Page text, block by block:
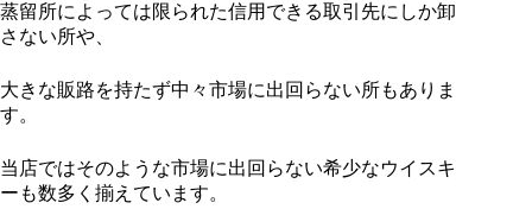
蒸留所によっては限られた信用できる取引先にしか卸
さない所や、
大きな販路を持たず中々市場に出回らない所もありま
す。
当店ではそのような市場に出回らない希少なウイスキ
ーも数多く揃えています。